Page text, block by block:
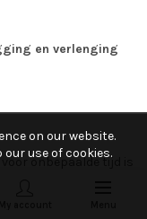
en verlenging
onbepaalde tijd is
van
of diensten, te
on our website.
use of cookies.